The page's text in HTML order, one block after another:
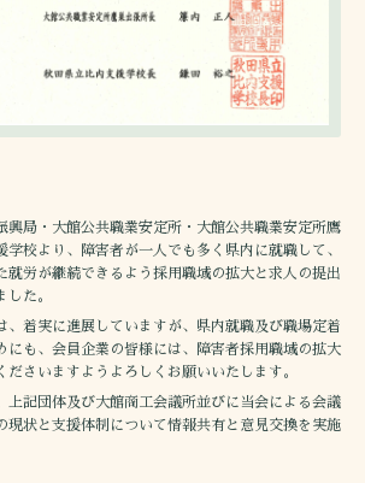
局・大館公共職業安定所・大館公共職業安定所鷹
学校より、障害者が一人でも多く県内に就職して、
就労が継続できるよう採用職域の拡大と求人の提出
した。
着実に進展していますが、県内就職及び職場定着
にも、会員企業の皆様には、障害者採用職域の拡大
ださいますようよろしくお願いいたします。
記団体及び大館商工会議所並びに当会による会議
現状と支援体制について情報共有と意見交換を実施